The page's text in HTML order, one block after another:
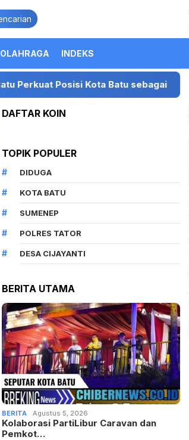
OLAHRAGA INDEKS
Posisi Kota Batu sebagai Destinasi
DAFTAR KOIN
TOPIK POPULER
DIDUGA
KOTA BATU
SUMENEP
POLRES TATOR
DESA CIJAYANTI
BERITA UTAMA
BERITA Agustus 5, 2026
Kolaborasi PartiLibur Caravan dan
Pemkot…